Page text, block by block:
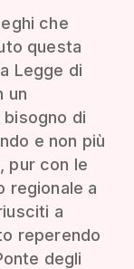
che
questa
Legge di
un
di
e non più
pur con le
regionale a
a
reperendo
degli